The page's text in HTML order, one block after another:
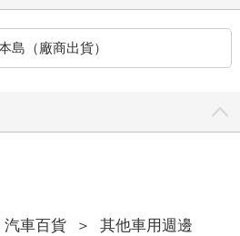
島（廠商出貨）
汽車百貨 ＞ 其他車用週邊